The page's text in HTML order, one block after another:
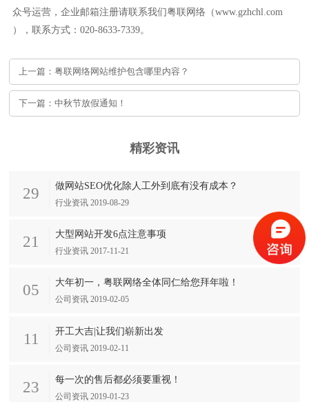
众号运营，企业邮箱注册请联系我们粤联网络（www.gzhchl.com
），联系方式：020-8633-7339。
上一篇：粤联网络网站维护包含哪里内容？
下一篇：中秋节放假通知！
精彩资讯
29 做网站SEO优化除人工外到底有没有成本？
行业资讯 2019-08-29
21 大型网站开发6点注意事项
行业资讯 2017-11-21
05 大年初一，粤联网络全体同仁给您拜年啦！
公司资讯 2019-02-05
11 开工大吉|让我们崭新出发
公司资讯 2019-02-11
23 每一次的售后都必须要重视！
公司资讯 2019-01-23